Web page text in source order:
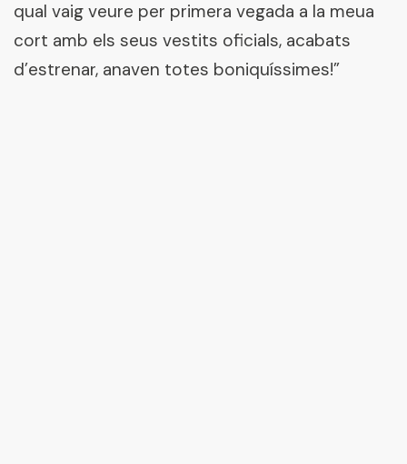
qual vaig veure per primera vegada a la meua
cort amb els seus vestits oficials, acabats
d’estrenar, anaven totes boniquíssimes!”